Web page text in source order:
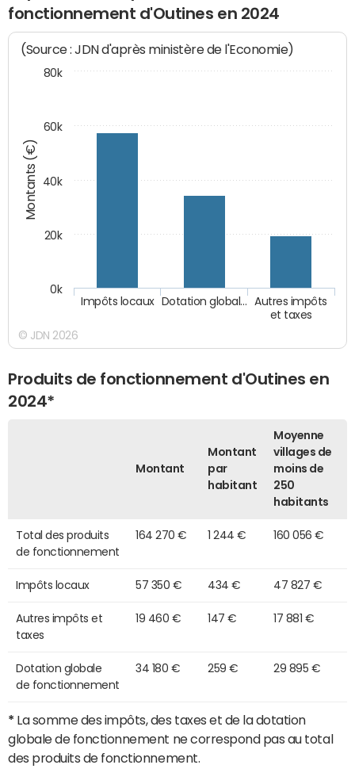
fonctionnement d'Outines en 2024
Montants (€)
(Source : JDN d'après ministère de l'Economie)
Autres impôts
et taxes
Dotation global…
Impôts locaux
0k
20k
40k
60k
80k
© JDN 2026
Produits de fonctionnement d'Outines en
2024*
Montant
Montant
par
habitant
Moyenne
villages de
moins de
250
habitants
Total des produits
de fonctionnement
164 270 € 1 244 € 160 056 €
Impôts locaux 57 350 € 434 € 47 827 €
Autres impôts et
taxes
19 460 € 147 € 17 881 €
Dotation globale
de fonctionnement
34 180 € 259 € 29 895 €
* La somme des impôts, des taxes et de la dotation
globale de fonctionnement ne correspond pas au total
des produits de fonctionnement.